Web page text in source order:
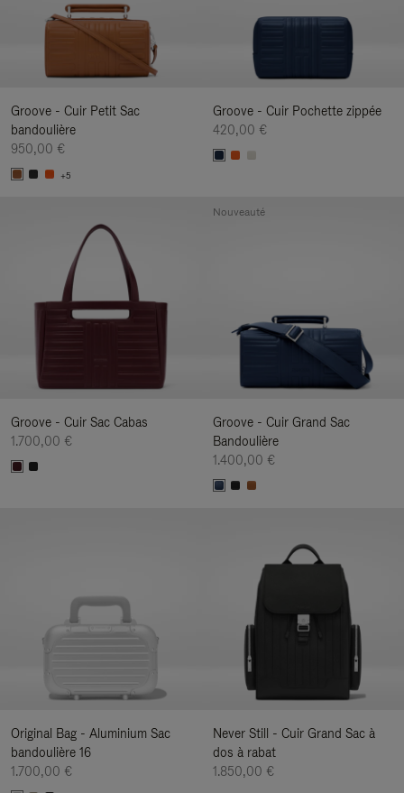
Groove - Cuir Petit Sac
bandoulière
950,00 €
+5
Groove - Cuir Pochette zippée
420,00 €
Groove - Cuir Sac Cabas
1.700,00 €
Groove - Cuir Grand Sac
Bandoulière
1.400,00 €
Nouveauté
Original Bag - Aluminium Sac
bandoulière 16
1.700,00 €
Never Still - Cuir Grand Sac à
dos à rabat
1.850,00 €